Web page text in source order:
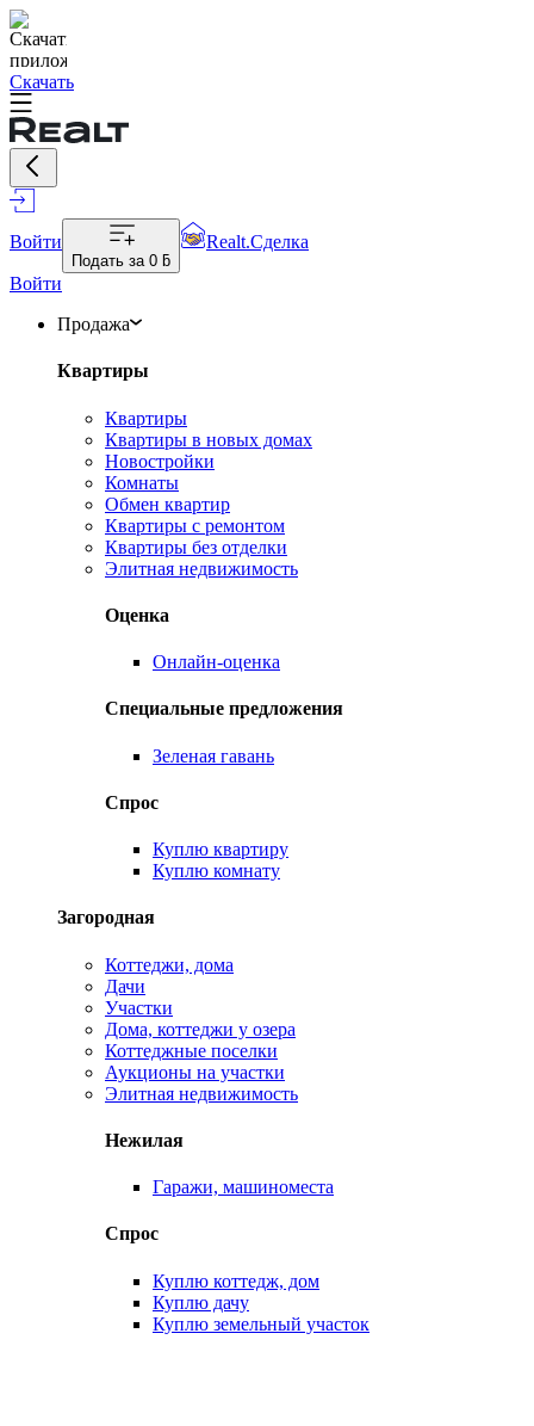
Скачать
Войти
Подать за 0 ƃ
Realt.Сделка
Войти
Продажа
Квартиры
Квартиры
Квартиры в новых домах
Новостройки
Комнаты
Обмен квартир
Квартиры с ремонтом
Квартиры без отделки
Элитная недвижимость
Оценка
Онлайн-оценка
Специальные предложения
Зеленая гавань
Спрос
Куплю квартиру
Куплю комнату
Загородная
Коттеджи, дома
Дачи
Участки
Дома, коттеджи у озера
Коттеджные поселки
Аукционы на участки
Элитная недвижимость
Нежилая
Гаражи, машиноместа
Спрос
Куплю коттедж, дом
Куплю дачу
Куплю земельный участок